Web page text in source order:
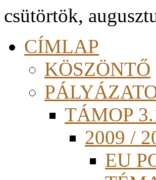
csütörtök,
CÍMLAP
KÖSZÖNTŐ
TÁMOP
2009 /
EU